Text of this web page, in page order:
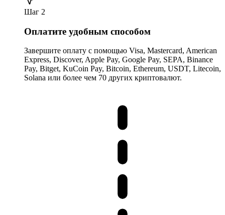
Шаг 2
Оплатите удобным способом
Завершите оплату с помощью Visa, Mastercard, American
Express, Discover, Apple Pay, Google Pay, SEPA, Binance
Pay, Bitget, KuCoin Pay, Bitcoin, Ethereum, USDT, Litecoin,
Solana или более чем 70 других криптовалют.